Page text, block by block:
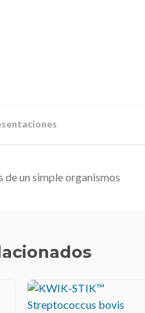
un simple organismos